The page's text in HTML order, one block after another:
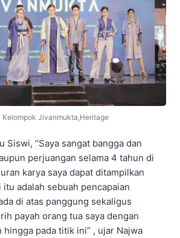
Kelompok Jivanmukta,Heritage
Siswi, “Saya sangat bangga dan
perjuangan selama 4 tahun di
karya saya dapat ditampilkan
adalah sebuah pencapaian
di atas panggung sekaligus
payah orang tua saya dengan
hingga pada titik ini” , ujar Najwa